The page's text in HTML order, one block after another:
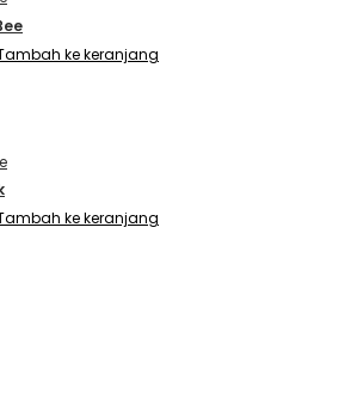
ke keranjang
ke keranjang